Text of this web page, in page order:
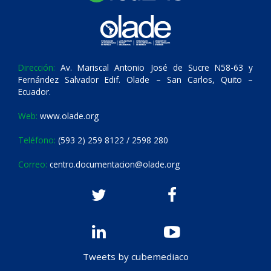
Dirección: Av. Mariscal Antonio José de Sucre N58-63 y
Fernández Salvador Edif. Olade – San Carlos, Quito –
Ecuador.
Web: www.olade.org
Teléfono: (593 2) 259 8122 / 2598 280
Correo: centro.documentacion@olade.org
Tweets by cubemediaco